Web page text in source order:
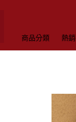
商品分類 熱